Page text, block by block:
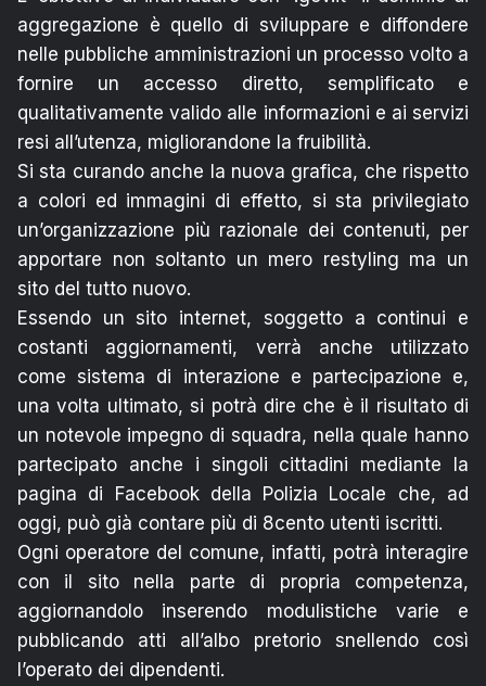
aggregazione è quello di sviluppare e diffondere
nelle pubbliche amministrazioni un processo volto a
fornire un accesso diretto, semplificato e
qualitativamente valido alle informazioni e ai servizi
resi all’utenza, migliorandone la fruibilità.
Si sta curando anche la nuova grafica, che rispetto
a colori ed immagini di effetto, si sta privilegiato
un’organizzazione più razionale dei contenuti, per
apportare non soltanto un mero restyling ma un
sito del tutto nuovo.
Essendo un sito internet, soggetto a continui e
costanti aggiornamenti, verrà anche utilizzato
come sistema di interazione e partecipazione e,
una volta ultimato, si potrà dire che è il risultato di
un notevole impegno di squadra, nella quale hanno
partecipato anche i singoli cittadini mediante la
pagina di Facebook della Polizia Locale che, ad
oggi, può già contare più di 8cento utenti iscritti.
Ogni operatore del comune, infatti, potrà interagire
con il sito nella parte di propria competenza,
aggiornandolo inserendo modulistiche varie e
pubblicando atti all’albo pretorio snellendo così
l’operato dei dipendenti.